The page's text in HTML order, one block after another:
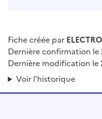
Fiche créée par
Dernière confirmation le
Dernière modification le
Voir l'historique